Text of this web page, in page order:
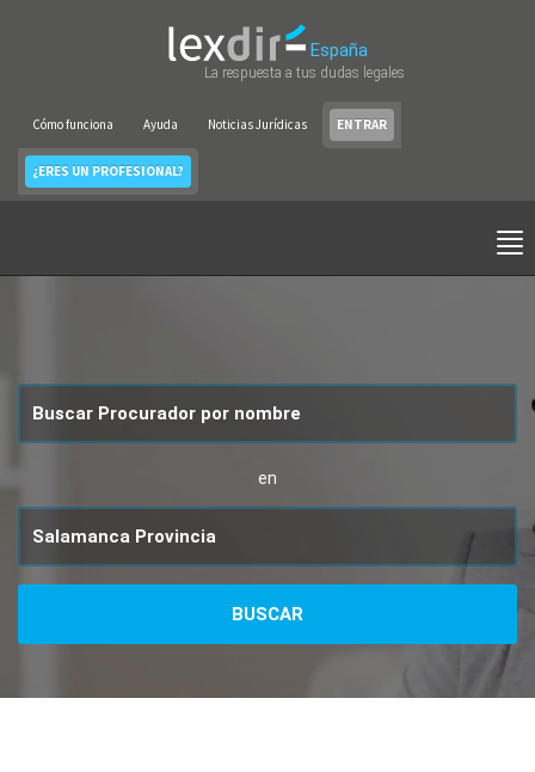
España
La respuesta a tus dudas legales
Cómo funciona Ayuda Noticias Jurídicas ENTRAR
¿ERES UN PROFESIONAL?
en